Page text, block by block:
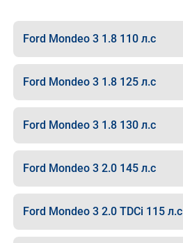
Ford Mondeo 3 1.8 110 л.с
Ford Mondeo 3 1.8 125 л.с
Ford Mondeo 3 1.8 130 л.с
Ford Mondeo 3 2.0 145 л.с
Ford Mondeo 3 2.0 TDCi 115 л.с